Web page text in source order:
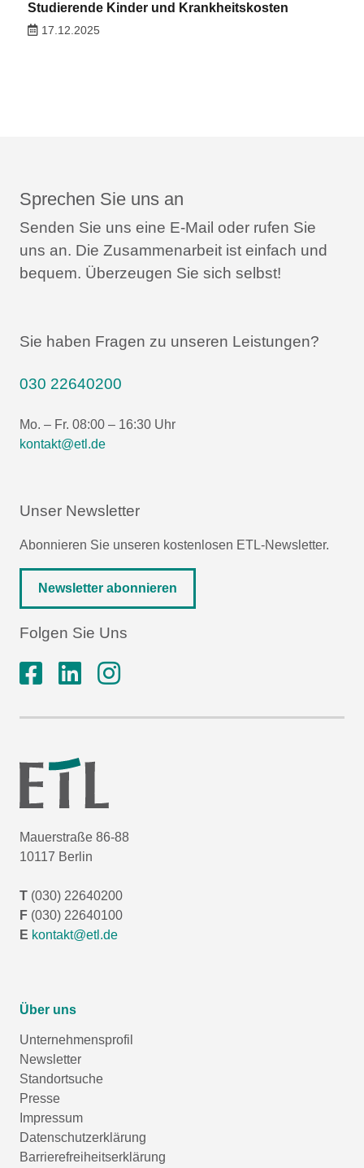
Studierende Kinder und Krankheitskosten
17.12.2025
Sprechen Sie uns an
Senden Sie uns eine E-Mail oder rufen Sie
uns an. Die Zusammenarbeit ist einfach und
bequem. Überzeugen Sie sich selbst!
Sie haben Fragen zu unseren Leistungen?
030 22640200
Mo. – Fr. 08:00 – 16:30 Uhr
kontakt@etl.de
Unser Newsletter
Abonnieren Sie unseren kostenlosen ETL-Newsletter.
Newsletter abonnieren
Folgen Sie Uns
Mauerstraße 86-88
10117 Berlin
T (030) 22640200
F (030) 22640100
E kontakt@etl.de
Über uns
Unternehmensprofil
Newsletter
Standortsuche
Presse
Impressum
Datenschutzerklärung
Barrierefreiheitserklärung